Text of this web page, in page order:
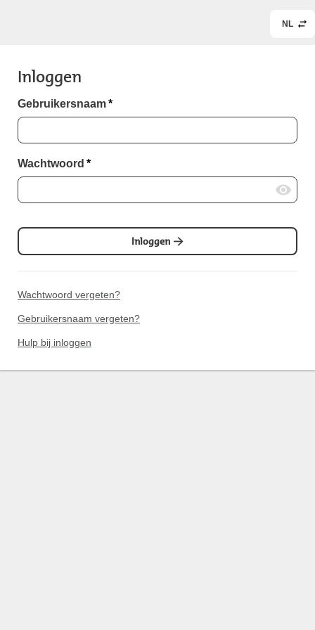
NL
Inloggen
Gebruikersnaam*
Wachtwoord *
Inloggen
Wachtwoord vergeten?
Gebruikersnaam vergeten?
Hulp bij inloggen